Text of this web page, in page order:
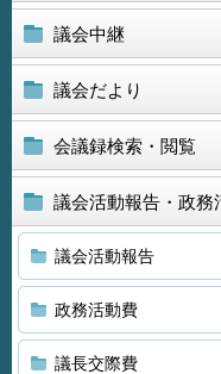
議会中継
議会だより
会議録検索・閲覧
議会活動報告・政務
議会活動報告
政務活動費
議長交際費